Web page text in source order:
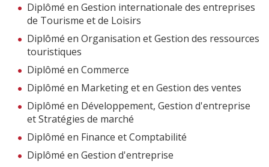
Diplômé en Gestion internationale des entreprises
de Tourisme et de Loisirs
Diplômé en Organisation et Gestion des ressources
touristiques
Diplômé en Commerce
Diplômé en Marketing et en Gestion des ventes
Diplômé en Développement, Gestion d'entreprise
et Stratégies de marché
Diplômé en Finance et Comptabilité
Diplômé en Gestion d'entreprise